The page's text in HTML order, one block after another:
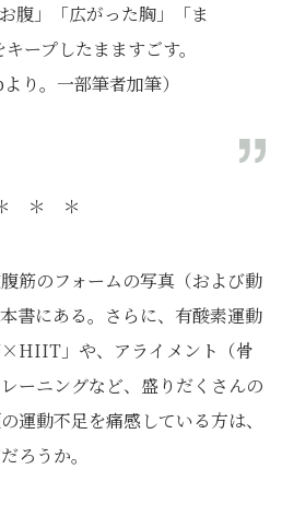
腹」「広がった胸」「ま
ープしたまますごす。
り。一部筆者加筆）
＊ ＊
筋のフォームの写真（および動
書にある。さらに、有酸素運動
×HIIT」や、アライメント（骨
ーニングなど、盛りだくさんの
運動不足を痛感している方は、
ろうか。